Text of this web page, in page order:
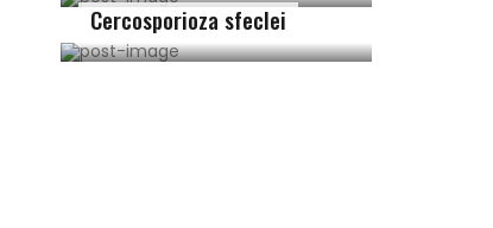
Cercosporioza sfeclei